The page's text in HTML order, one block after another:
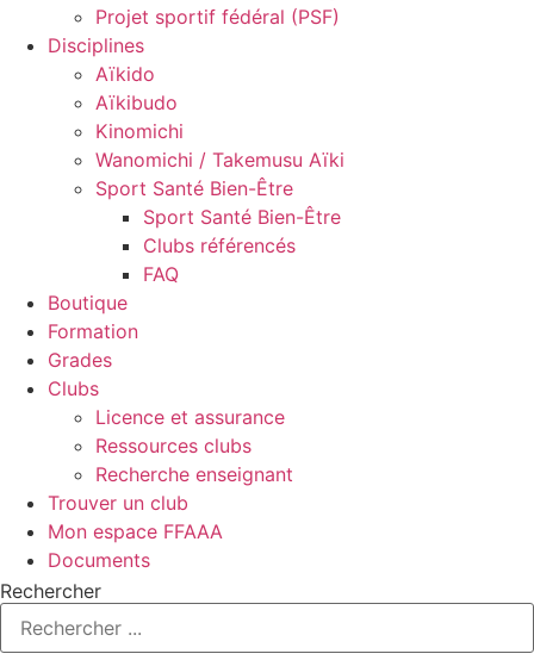
Projet sportif fédéral (PSF)
Disciplines
Aïkido
Aïkibudo
Kinomichi
Wanomichi / Takemusu Aïki
Sport Santé Bien-Être
Sport Santé Bien-Être
Clubs référencés
FAQ
Boutique
Formation
Grades
Clubs
Licence et assurance
Ressources clubs
Recherche enseignant
Trouver un club
Mon espace FFAAA
Documents
Rechercher